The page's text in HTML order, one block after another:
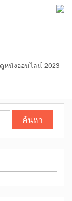
ดูหนังออนไลน์ 2023